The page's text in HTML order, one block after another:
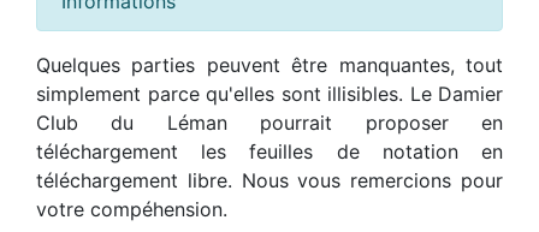
Quelques parties peuvent être manquantes, tout
simplement parce qu'elles sont illisibles. Le Damier
Club du Léman pourrait proposer en
téléchargement les feuilles de notation en
téléchargement libre. Nous vous remercions pour
votre compéhension.